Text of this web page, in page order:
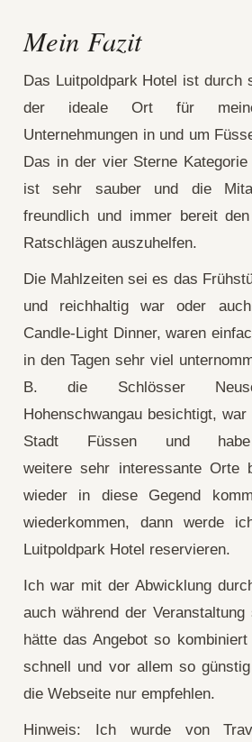
Mein Fazit
Das Luitpoldpark Hotel ist durch
der ideale Ort für meine
Unternehmungen in und um
Das in der vier Sterne Kategorie
ist sehr sauber und die
freundlich und immer bereit
Ratschlägen auszuhelfen.
Die Mahlzeiten sei es das
und reichhaltig war oder
Candle-Light Dinner, waren
in den Tagen sehr viel
B. die Schlösser
Hohenschwangau besichtigt,
Stadt Füssen und
weitere sehr interessante Orte
wieder in diese Gegend
wiederkommen, dann werde
Luitpoldpark Hotel reservieren.
Ich war mit der Abwicklung
auch während der
hätte das Angebot so
schnell und vor allem so
die Webseite nur empfehlen.
Hinweis: Ich wurde von